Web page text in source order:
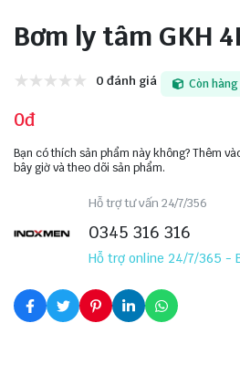
Bơm ly tâm GKH
0 đánh giá Còn hàng
0đ
Bạn có thích sản phẩm này không? Thêm
bây giờ và theo dõi sản phẩm.
Hỗ trợ tư vấn 24/7/356
0345 316 316
Hỗ trợ online 24/7/365 -